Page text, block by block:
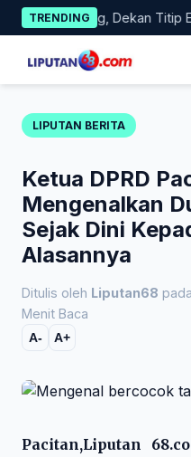
Skip
to
content
TRENDING
Magang, Dekan Titip Empat
LIPUTAN BERITA
Ketua DPRD
Mengenalkan
Sejak Dini
Alasannya
Ditulis oleh Liputan68
Menit Baca
A- A+
Pacitan,Liputan